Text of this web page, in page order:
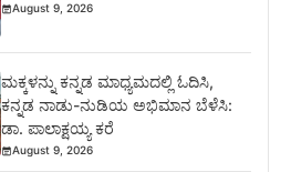
August 9, 2026
ಮಕ್ಕಳನ್ನು ಕನ್ನಡ ಮಾಧ್ಯಮದಲ್ಲಿ ಓದಿಸಿ,
ಕನ್ನಡ ನಾಡು-ನುಡಿಯ ಅಭಿಮಾನ ಬೆಳೆಸಿ:
ಡಾ. ಪಾಲಾಕ್ಷಯ್ಯ ಕರೆ
August 9, 2026